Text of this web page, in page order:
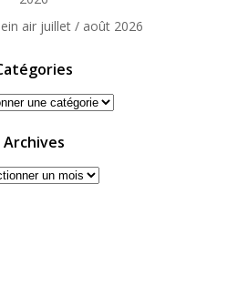
air juillet / août 2026
Archives